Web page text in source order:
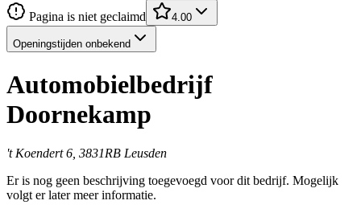
Pagina is niet geclaimd 4.00
Openingstijden onbekend
Automobielbedrijf
Doornekamp
't Koendert 6, 3831RB Leusden
Er is nog geen beschrijving toegevoegd voor dit bedrijf. Mogelijk
volgt er later meer informatie.